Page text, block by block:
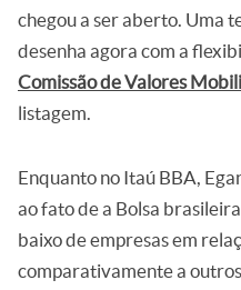
chegou a ser aberto. Uma
desenha agora com a
Comissão de Valores
listagem.
Enquanto no Itaú BBA,
ao fato de a Bolsa
baixo de empresas em
comparativamente a